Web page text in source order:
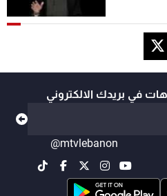
في بريدك الالكتروني
@mtvlebanon